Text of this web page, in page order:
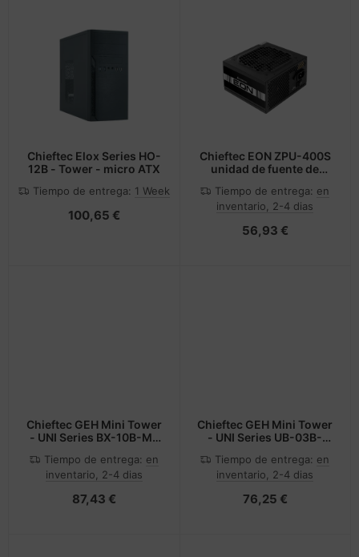
Chieftec Elox Series HO-
12B - Tower - micro ATX
Tiempo de entrega: 1 Week
100,65 €
Chieftec EON ZPU-400S
unidad de fuente de
20+4 pin ATX ATX Negro
Tiempo de entrega: en
inventario, 2-4 dias
56,93 €
Chieftec GEH Mini Tower
- UNI Series BX-10B-M-
ITX
Tiempo de entrega: en
inventario, 2-4 dias
87,43 €
Chieftec GEH Mini Tower
- UNI Series UB-03B-
Tiempo de entrega: en
inventario, 2-4 dias
76,25 €